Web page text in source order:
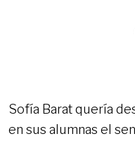
Sofía Barat quería
en sus alumnas el